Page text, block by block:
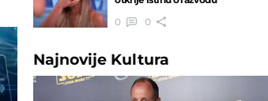
0
0
Najnovije Kultura